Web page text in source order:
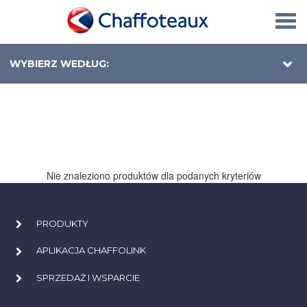
WYBIERZ WEDŁUG:
Nie znaleziono produktów dla podanych kryteriów
PRODUKTY
APLIKACJA CHAFFOLINK
SPRZEDAŻ I WSPARCIE